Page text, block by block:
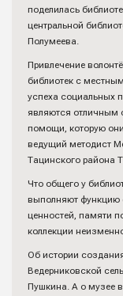
поделилась
центральной
Полумеева.
Привлечение
библиотек с
успеха социальных
являются
помощи, которую
ведущий методист
Тацинского района
Что общего у
выполняют функцию
ценностей, памяти
коллекции
Об истории
Ведерниковской
Пушкина. А о музее